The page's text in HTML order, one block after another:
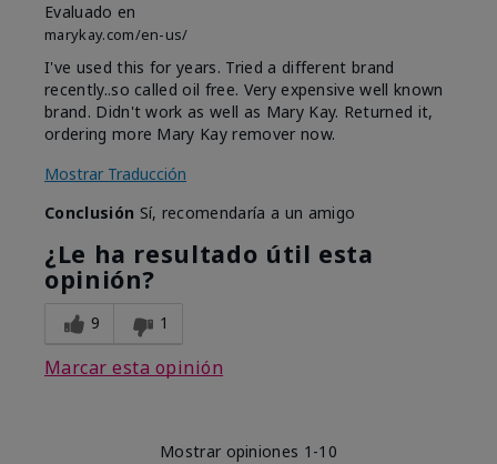
Evaluado en
marykay.com/en-us/
I've used this for years. Tried a different brand
recently..so called oil free. Very expensive well known
brand. Didn't work as well as Mary Kay. Returned it,
ordering more Mary Kay remover now.
Mostrar Traducción
Conclusión Sí, recomendaría a un amigo
¿Le ha resultado útil esta
opinión?
9 1
Marcar esta opinión
Mostrar opiniones 1-10